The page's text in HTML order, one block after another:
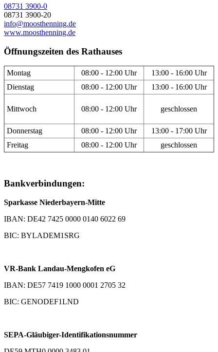
08731 3900-0
08731 3900-20
info@moosthenning.de
www.moosthenning.de
Öffnungszeiten des Rathauses
Montag 08:00 - 12:00 Uhr
13:00 - 16:00 Uhr
Dienstag
08:00 - 12:00 Uhr 13:00 - 16:00 Uhr
Mittwoch 08:00 - 12:00 Uhr geschlossen
Donnerstag 08:00 - 12:00 Uhr
13:00 - 17:00 Uhr
Freitag
08:00 - 12:00 Uhr geschlossen
Bankverbindungen:
Sparkasse Niederbayern-Mitte
IBAN: DE42 7425 0000 0140 6022 69
BIC: BYLADEM1SRG
VR-Bank Landau-Mengkofen eG
IBAN: DE57 7419 1000 0001 2705 32
BIC: GENODEF1LND
SEPA-Gläubiger-Identifikationsnummer